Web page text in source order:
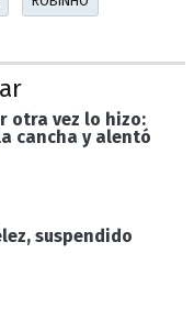
otra vez lo hizo:
cancha y alentó
suspendido